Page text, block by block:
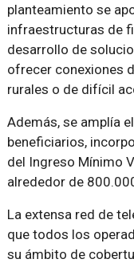
planteamiento se
infraestructuras de
desarrollo de
ofrecer conexiones
rurales o de difícil
Además, se amplía
beneficiarios,
del Ingreso Mínimo
alrededor de
La extensa red de
que todos los
su ámbito de